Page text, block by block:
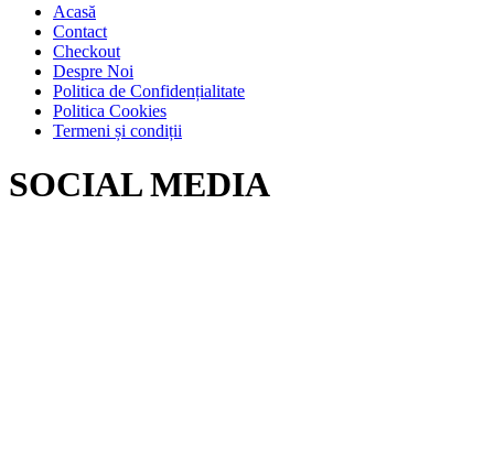
Acasă
Contact
Checkout
Despre Noi
Politica de Confidențialitate
Politica Cookies
Termeni și condiții
SOCIAL MEDIA